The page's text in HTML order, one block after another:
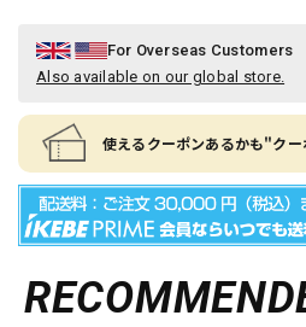
For Overseas Customers
Also available on our global store.
使えるクーポンあるかも"ク